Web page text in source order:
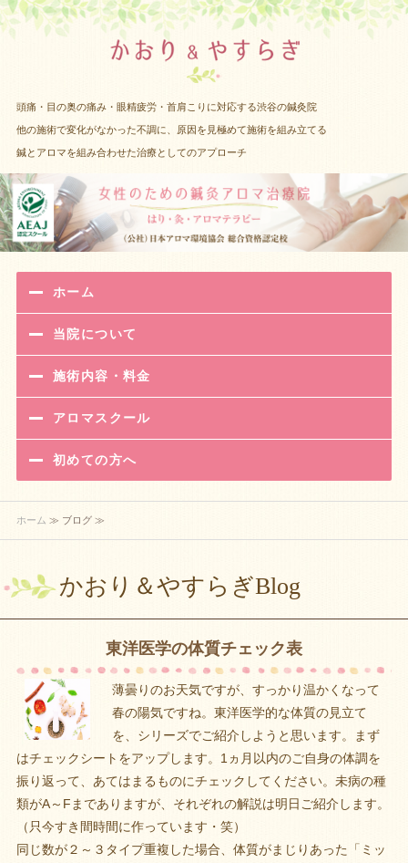
渋谷 女
頭痛・目の奥の痛み・眼精疲労・首肩こりに対応する渋谷の鍼灸院
他の施術で変化がなかった不調に、原因を見極めて施術を組み立てる
鍼とアロマを組み合わせた治療としてのアプローチ
ホーム
当院について
施術内容・料金
アロマスクール
初めての方へ
ホーム ≫ ブログ ≫
かおり＆やすらぎBlog
東洋医学の体質チェック表
薄曇りのお天気ですが、すっかり温かくなって
春の陽気ですね。東洋医学的な体質の見立て
を、シリーズでご紹介しようと思います。まず
はチェックシートをアップします。1ヵ月以内のご自身の体調を
振り返って、あてはまるものにチェックしてください。未病の種
類がA～Fまでありますが、それぞれの解説は明日ご紹介します。
（只今すき間時間に作っています・笑）
同じ数が２～３タイプ重複した場合、体質がまじりあった「ミッ